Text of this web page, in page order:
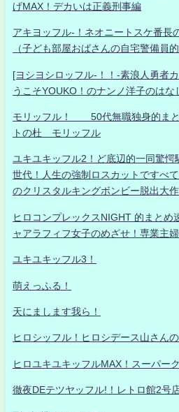
げMAX！デカいは正義刑事編
アキヨッフル-！ネオニートスケ番長
（子ども部屋おばさんの自宅警備員
[ヨシヨシロッフル-！！-素浪人勇者
うこそYOUKO！のナンノ洋子のはな
モリッフル！ 50代無職独身的まと
トの杜 モリッフル
ユキユキッフル2！ど底辺的一同驚愕
世代！人生の強制ロスカットですべ
のクリスタルキングボンビー脱出大
ヒロコンプレックスNIGHT 的まとめ
ャアラフィフ女子のめざせ！専業主
ユキユキッフル3！
萌えっふる！
天にまします我ら！
ヒロシッフル！ヒロシデース山さん
ヒロユキユキッフルMAX！スーパー
徹夜DEテツヤッフル!！レトロ館2号店